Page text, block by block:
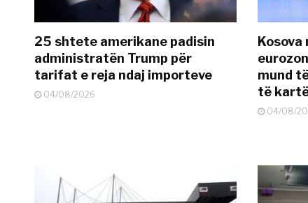
25 shtete amerikane padisin
administratën Trump për
tarifat e reja ndaj importeve
04/08/2026
mund
të
04/08/